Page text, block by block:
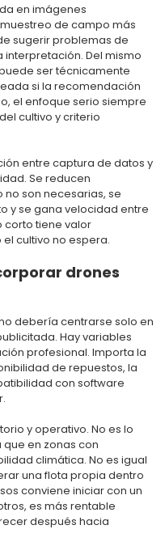
en imágenes
de campo más
sugerir problemas de
Del mismo
ser técnicamente
si la recomendación
el enfoque serio siempre
cultivo y criterio
entre captura de datos y
Se reducen
son necesarias, se
y se gana velocidad entre
corto tiene valor
cultivo no espera.
drones
debería centrarse solo en
Hay variables
profesional. Importa la
de repuestos, la
con software
y operativo. No es lo
en zonas con
climática. No es igual
una flota propia dentro
conviene iniciar con un
es más rentable
después hacia